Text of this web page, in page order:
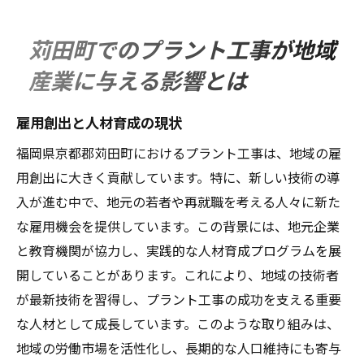
苅田町でのプラント工事が地域
産業に与える影響とは
雇用創出と人材育成の現状
福岡県京都郡苅田町におけるプラント工事は、地域の雇
用創出に大きく貢献しています。特に、新しい技術の導
入が進む中で、地元の若者や再就職を考える人々に新た
な雇用機会を提供しています。この背景には、地元企業
と教育機関が協力し、実践的な人材育成プログラムを展
開していることがあります。これにより、地域の技術者
が最新技術を習得し、プラント工事の成功を支える重要
な人材として成長しています。このような取り組みは、
地域の労働市場を活性化し、長期的な人口維持にも寄与